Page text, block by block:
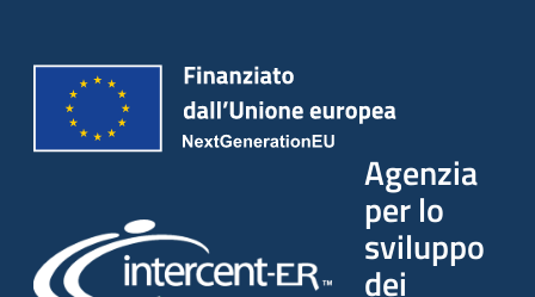
Agenzia
per lo
sviluppo
dei